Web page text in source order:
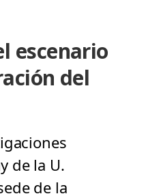
escenario
del
de la U.
de la